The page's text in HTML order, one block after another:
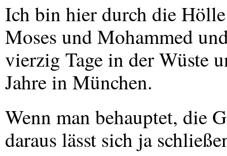
Ich bin hier durch die
Moses und Mohammed
vierzig Tage in der Wüste
Jahre in München.
Wenn man behauptet, die
daraus lässt sich ja